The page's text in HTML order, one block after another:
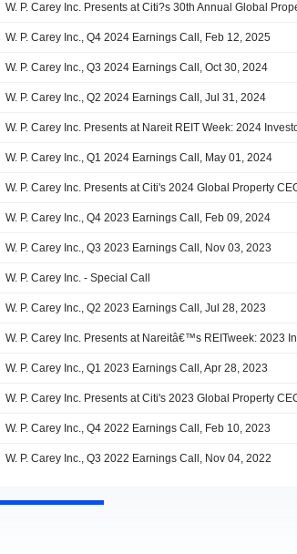
W. P. Carey Inc., Q4 2024 Earnings Call, Feb 12, 2025
W. P. Carey Inc., Q3 2024 Earnings Call, Oct 30, 2024
W. P. Carey Inc., Q2 2024 Earnings Call, Jul 31, 2024
W. P. Carey Inc., Q1 2024 Earnings Call, May 01, 2024
W. P. Carey Inc., Q4 2023 Earnings Call, Feb 09, 2024
W. P. Carey Inc., Q3 2023 Earnings Call, Nov 03, 2023
W. P. Carey Inc. - Special Call
W. P. Carey Inc., Q2 2023 Earnings Call, Jul 28, 2023
W. P. Carey Inc., Q1 2023 Earnings Call, Apr 28, 2023
W. P. Carey Inc., Q4 2022 Earnings Call, Feb 10, 2023
W. P. Carey Inc., Q3 2022 Earnings Call, Nov 04, 2022